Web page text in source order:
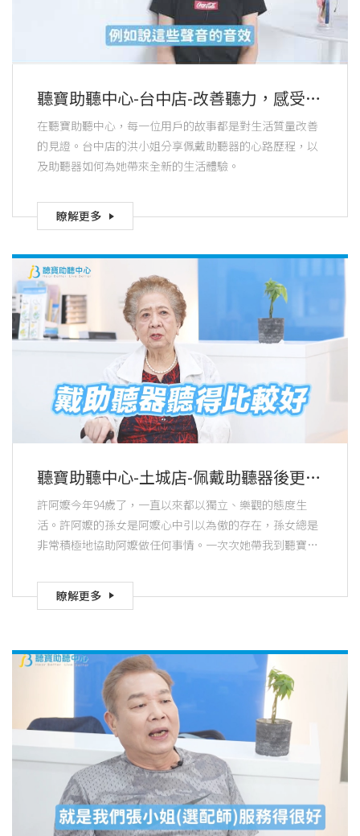
聽寶助聽中心-台中店-改善聽力，感受生
活，佩戴助聽器幫助取得工作與家庭環
境的和諧
在聽寶助聽中心，每一位用戶的故事都是對生活質量改善
的見證。台中店的洪小姐分享佩戴助聽器的心路歷程，以
及助聽器如何為她帶來全新的生活體驗。
瞭解更多
聽寶助聽中心-土城店-佩戴助聽器後更能
清晰地聽歌，參加歌唱班充滿自信
許阿嬤今年94歲了，一直以來都以獨立、樂觀的態度生
活。許阿嬤的孫女是阿嬤心中引以為傲的存在，孫女總是
非常積極地協助阿嬤做任何事情。一次次她帶我到聽寶助
後，更能清晰地聆聽這世界的聲音。這種感覺，讓阿嬤覺
得能更好地和世界溝通，也表達對孫女讚賞和感激之情。
瞭解更多